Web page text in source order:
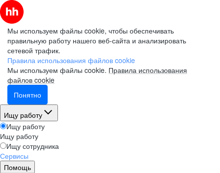
Мы используем файлы cookie, чтобы обеспечивать
правильную работу нашего веб-сайта и анализировать
сетевой трафик.
Правила использования файлов cookie
Мы используем файлы cookie. Правила использования
файлов cookie
Понятно
Ищу работу
Ищу работу
Ищу работу
Ищу сотрудника
Сервисы
Помощь